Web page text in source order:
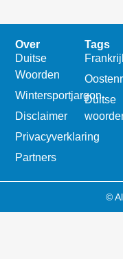
Over
Duitse
Woorden
Wintersportjargon
Disclaimer
Privacyverklaring
Partners
Tags
Duitse
©